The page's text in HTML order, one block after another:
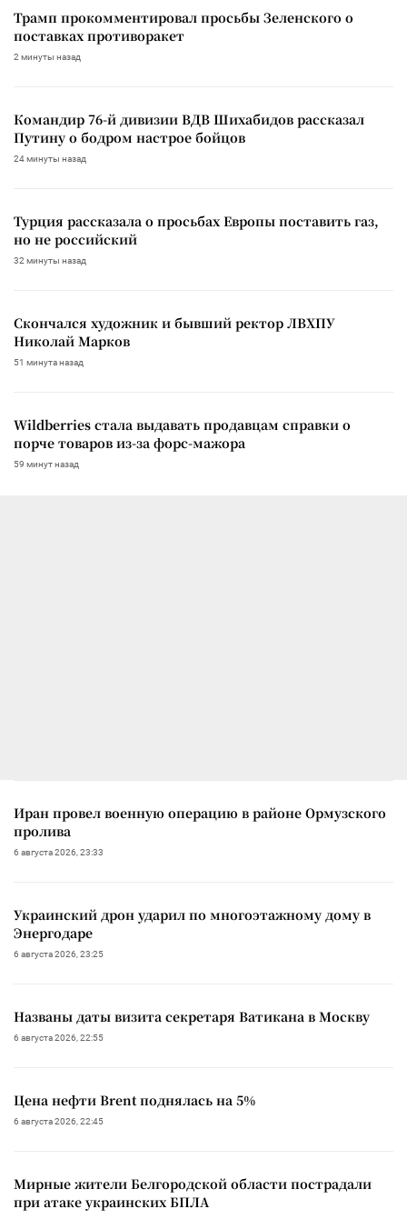
Трамп прокомментировал просьбы Зеленского о
поставках противоракет
2 минуты назад
Командир 76-й дивизии ВДВ Шихабидов рассказал
Путину о бодром настрое бойцов
24 минуты назад
Турция рассказала о просьбах Европы поставить газ,
но не российский
32 минуты назад
Скончался художник и бывший ректор ЛВХПУ
Николай Марков
51 минута назад
Wildberries стала выдавать продавцам справки о
порче товаров из-за форс-мажора
59 минут назад
Иран провел военную операцию в районе Ормузского
пролива
6 августа 2026, 23:33
Украинский дрон ударил по многоэтажному дому в
Энергодаре
6 августа 2026, 23:25
Названы даты визита секретаря Ватикана в Москву
6 августа 2026, 22:55
Цена нефти Brent поднялась на 5%
6 августа 2026, 22:45
Мирные жители Белгородской области пострадали
при атаке украинских БПЛА